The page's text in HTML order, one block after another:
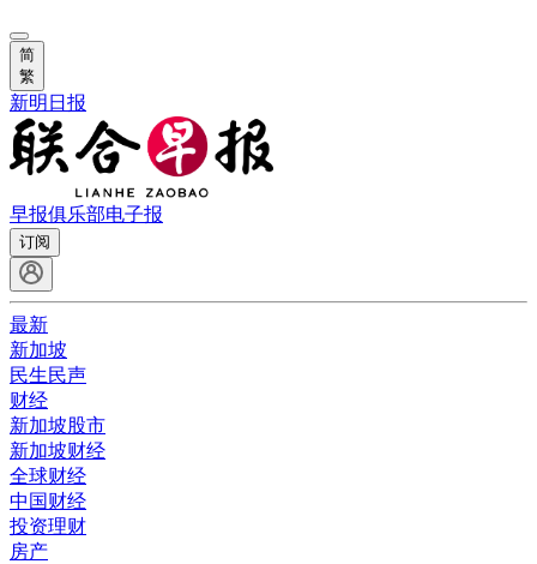
简
繁
新明日报
早报俱乐部电子报
订阅
最新
新加坡
民生民声
财经
新加坡股市
新加坡财经
全球财经
中国财经
投资理财
房产